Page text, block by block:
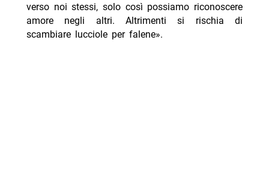
verso noi stessi, solo così possiamo riconoscere
amore negli altri. Altrimenti si rischia di
scambiare lucciole per falene».